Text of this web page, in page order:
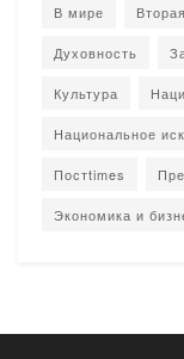
В мире
Духовность
Культура
Национальное
Постtimes
Экономика и